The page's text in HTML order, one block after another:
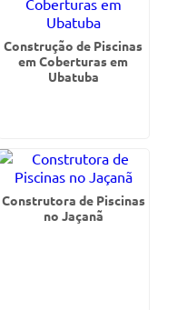
Construção de Piscinas
em Coberturas em
Ubatuba
Construtora de Piscinas
no Jaçanã